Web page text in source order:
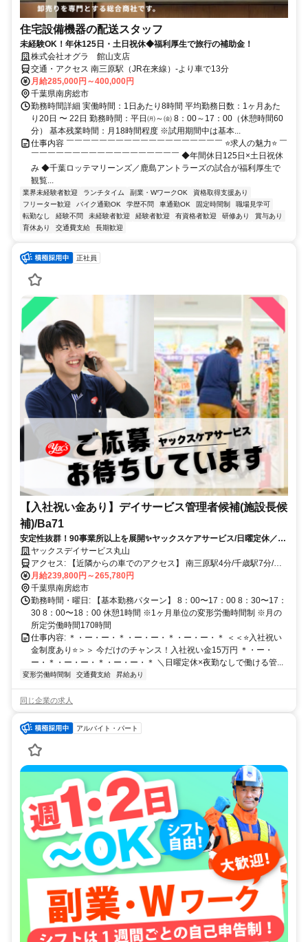
住宅設備機器の配送スタッフ
未経験OK！年休125日・土日祝休◆福利厚生で旅行の補助金！
株式会社オグラ 館山支店
交通・アクセス 南三原駅（JR在来線）-より車で13分
月給285,000円～400,000円
千葉県南房総市
勤務時間詳細 実働時間：1日あたり8時間 平均勤務日数：1ヶ月あた
り20日 〜 22日 勤務時間：平日㈪～㈮ 8：00～17：00（休憩時間60
分） 基本残業時間：月18時間程度 ※試用期間中は基本...
仕事内容 ￣￣￣￣￣￣￣￣￣￣￣￣￣￣￣￣￣￣￣ ⭐求人の魅力⭐ ￣
￣￣￣￣￣￣￣￣￣￣￣￣￣￣￣￣￣￣ ◆年間休日125日×土日祝休
み ◆千葉ロッテマリーンズ／鹿島アントラーズの試合が福利厚生で
観覧...
業界未経験者歓迎 ランチタイム 副業・WワークOK
資格取得支援あり
フリーター歓迎
バイク通勤OK 学歴不問 車通勤OK 固定時間制
職場見学可
転勤なし
経験不問 未経験者歓迎 経験者歓迎 有資格者歓迎 研修あり
賞与あり
育休あり
交通費支給 長期歓迎
正社員
【入社祝い金あり】デイサービス管理者候補(施設長候
補)/Ba71
安定性抜群！90事業所以上を展開✨ヤックスケアサービス/日曜定休／夜
勤なし／手当充実♪
ヤックスデイサービス丸山
アクセス: 【近隣からの車でのアクセス】 南三原駅4分/千歳駅7分/千
倉駅11分 ※車通勤可
月給239,800円～265,780円
千葉県南房総市
勤務時間・曜日: 【基本勤務パターン】 8：00〜17：00 8：30〜17：
30 8：00〜18：00 休憩1時間 ※1ヶ月単位の変形労働時間制 ※月の
所定労働時間170時間
仕事内容: ＊・ー・ー・＊・ー・ー・＊・ー・ー・＊ ＜＜⭐️入社祝い
金制度あり⭐️＞＞ 今だけのチャンス！入社祝い金15万円 ＊・ー・
ー・＊・ー・ー・＊・ー・ー・＊ ＼日曜定休×夜勤なしで働ける管...
変形労働時間制 交通費支給 昇給あり
同じ企業の求人
アルバイト・パート